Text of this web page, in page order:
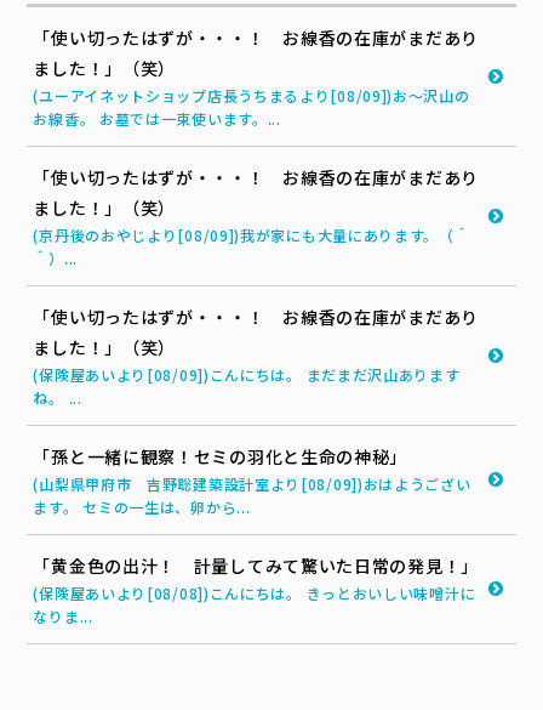
「使い切ったはずが・・・！ お線香の在庫がまだあり
ました！」（笑）
(ユーアイネットショップ店長うちまるより[08/09])お～沢山の
お線香。 お墓では一束使います。...
「使い切ったはずが・・・！ お線香の在庫がまだあり
ました！」（笑）
(京丹後のおやじより[08/09])我が家にも大量にあります。（＾
＾）...
「使い切ったはずが・・・！ お線香の在庫がまだあり
ました！」（笑）
(保険屋あいより[08/09])こんにちは。 まだまだ沢山あります
ね。 ...
「孫と一緒に観察！セミの羽化と生命の神秘」
(山梨県甲府市 吉野聡建築設計室より[08/09])おはようござい
ます。 セミの一生は、卵から...
「黄金色の出汁！ 計量してみて驚いた日常の発見！」
(保険屋あいより[08/08])こんにちは。 きっとおいしい味噌汁に
なりま...